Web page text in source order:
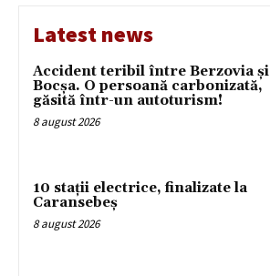
Latest news
Accident teribil între Berzovia și
Bocșa. O persoană carbonizată,
găsită într-un autoturism!
8 august 2026
10 stații electrice, finalizate la
Caransebeș
8 august 2026